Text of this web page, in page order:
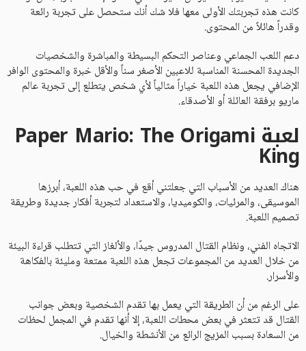
كانت هذه تجربتك الأولى معها فلا شك أنك ستحصل على تجربة رائعة
وقدراً هائلاً من المحتوى.
دعم اللعب الجماعي وعناصر التحكم البسيطة والمباشرة والشخصيات
الجديدة المحسنة المناسبة للاعبين الأصغر سناً والأقل خبرة والمحتوى الوافر
الإضافي يجعل هذه اللعبة خياراً مثالياً لأي شخص يتطلع إلى تجربة عالم
ماريو برفقة العائلة أو الأصدقاء.
لعبة Paper Mario: The Origami
King
هناك العديد من الأسباب التي جعلتني أقع في حب هذه اللعبة، أبرزها
الموسيقى، والمرئيات، والكوميديا، والاستعداد لتجربة أفكار جديدة وطريقة
تصميم اللعبة.
الاتجاه الفني، ونظام القتال المدروس جيدًا، والألغاز التي تتطلب قراءة البيئة
من خلال العديد من المجموعات تجعل هذه اللعبة ممتعة ومليئة بالفكاهة
والأسرار.
على الرغم من أن الطريقة التي يعمل بها تقدم الشخصية وبعض جوانب
القتال قد تتعثر في بعض محطات اللعبة، إلا أنها تقدم في المجمل لحظات
من السعادة بسبب المزيج الرائع من الأنشطة والخيال.